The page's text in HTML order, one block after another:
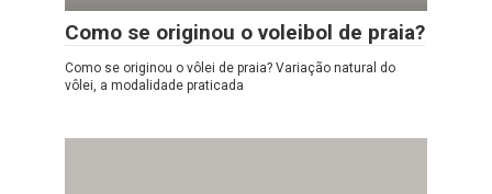
Como se originou o voleibol de praia?
Como se originou o vôlei de praia? Variação natural do
vôlei, a modalidade praticada